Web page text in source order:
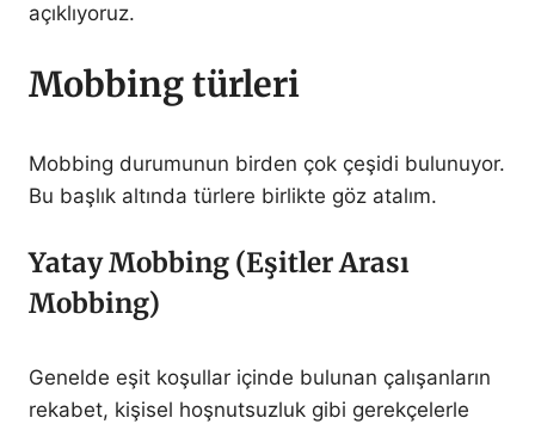
açıklıyoruz.
Mobbing türleri
Mobbing durumunun birden çok çeşidi bulunuyor.
Bu başlık altında türlere birlikte göz atalım.
Yatay Mobbing (Eşitler Arası
Mobbing)
Genelde eşit koşullar içinde bulunan çalışanların
rekabet, kişisel hoşnutsuzluk gibi gerekçelerle